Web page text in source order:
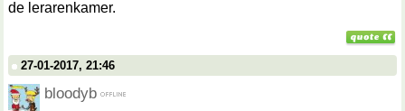
de lerarenkamer.
27-01-2017, 21:46
bloodyb